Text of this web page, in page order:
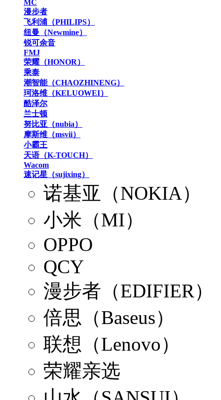
MC
漫步者
飞利浦（PHILIPS）
纽曼（Newmine）
锐可余音
FMJ
荣耀（HONOR）
乘泰
潮智能（CHAOZHINENG）
珂洛维（KELUOWEI）
酷泽尔
兰士顿
努比亚（nubia）
摩斯维（msvii）
小霸王
天语（K-TOUCH）
Wacom
速记星（sujixing）
诺基亚（NOKIA）
小米（MI）
OPPO
QCY
漫步者（EDIFIER）
倍思（Baseus）
联想（Lenovo）
荣耀亲选